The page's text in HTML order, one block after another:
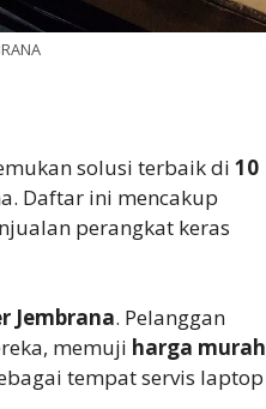
solusi terbaik di 10
Daftar ini mencakup
perangkat keras
Jembrana. Pelanggan
memuji harga murah
tempat servis laptop